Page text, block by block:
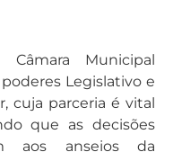
Municipal
Legislativo e
cuja parceria é vital
que as decisões
aos anseios da